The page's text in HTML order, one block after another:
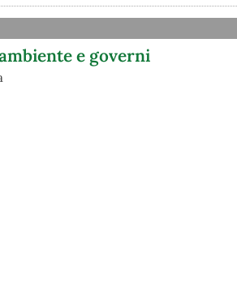
e governi